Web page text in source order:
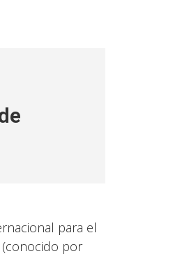
para el
(conocido por